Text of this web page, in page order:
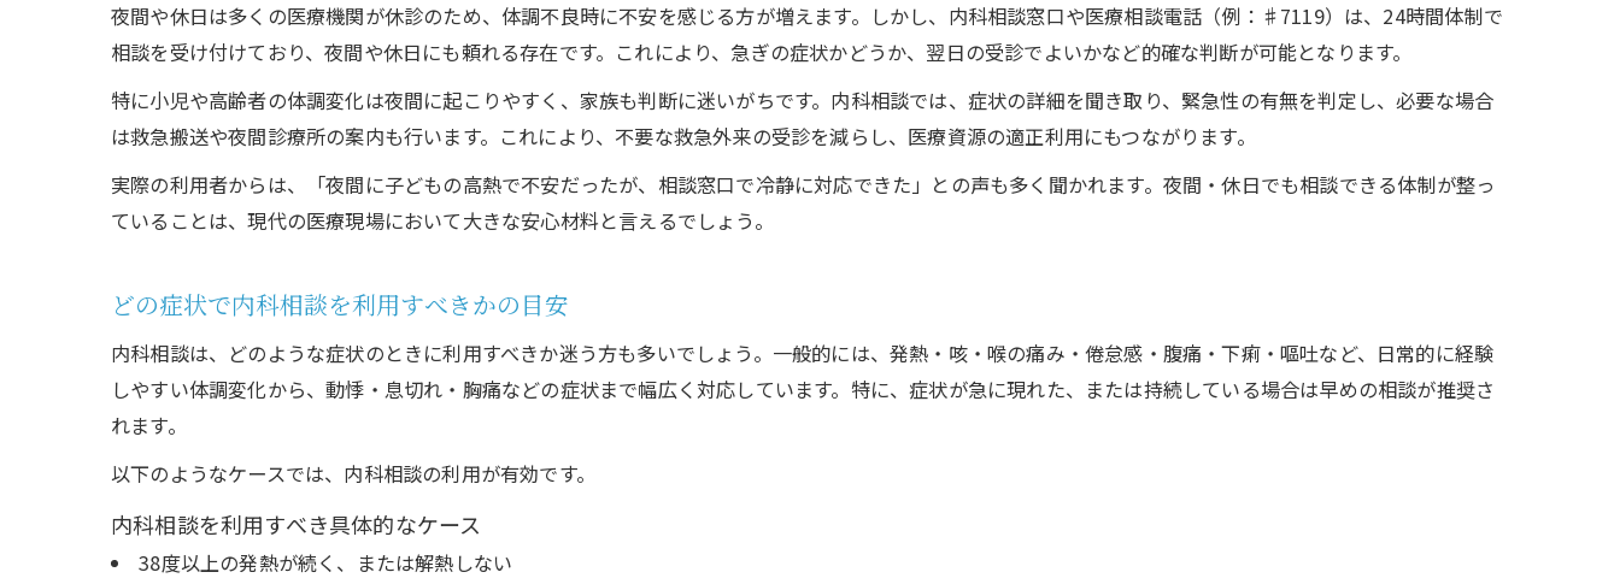
不安な時こそ内科相談で最適な受診先を見極める
内科相談で不安を解消し最適な受診先を選ぶ方法
症状別に内科相談で受診の目安を判断しよう
内科相談窓口が受診先選びに役立つ理由とは
医療相談電話で信頼できる内科を見つけるコツ
内科相談で安心して受診できる体制を作る方法
夜間や休日は多くの医療機関が休診のため、体調不良時に不安を感じる方が増えます。しかし、内科相談窓口や医療相談電話（例：♯7119）は、24時間体制で
相談を受け付けており、夜間や休日にも頼れる存在です。これにより、急ぎの症状かどうか、翌日の受診でよいかなど的確な判断が可能となります。
特に小児や高齢者の体調変化は夜間に起こりやすく、家族も判断に迷いがちです。内科相談では、症状の詳細を聞き取り、緊急性の有無を判定し、必要な場合
は救急搬送や夜間診療所の案内も行います。これにより、不要な救急外来の受診を減らし、医療資源の適正利用にもつながります。
実際の利用者からは、「夜間に子どもの高熱で不安だったが、相談窓口で冷静に対応できた」との声も多く聞かれます。夜間・休日でも相談できる体制が整っ
ていることは、現代の医療現場において大きな安心材料と言えるでしょう。
どの症状で内科相談を利用すべきかの目安
内科相談は、どのような症状のときに利用すべきか迷う方も多いでしょう。一般的には、発熱・咳・喉の痛み・倦怠感・腹痛・下痢・嘔吐など、日常的に経験
しやすい体調変化から、動悸・息切れ・胸痛などの症状まで幅広く対応しています。特に、症状が急に現れた、または持続している場合は早めの相談が推奨さ
れます。
以下のようなケースでは、内科相談の利用が有効です。
内科相談を利用すべき具体的なケース
38度以上の発熱が続く、または解熱しない
お問い合わせはこちら